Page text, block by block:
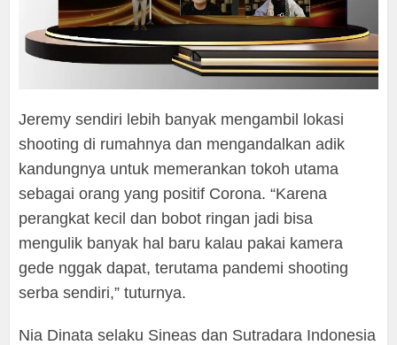
Jeremy sendiri lebih banyak mengambil lokasi
shooting di rumahnya dan mengandalkan adik
kandungnya untuk memerankan tokoh utama
sebagai orang yang positif Corona. “Karena
perangkat kecil dan bobot ringan jadi bisa
mengulik banyak hal baru kalau pakai kamera
gede nggak dapat, terutama pandemi shooting
serba sendiri,” tuturnya.
Nia Dinata selaku Sineas dan Sutradara Indonesia